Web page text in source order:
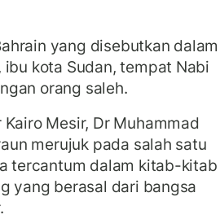
yang disebutkan dalam
kota Sudan, tempat Nabi
orang saleh.
Mesir, Dr Muhammad
merujuk pada salah satu
tercantum dalam kitab-kitab
yang berasal dari bangsa